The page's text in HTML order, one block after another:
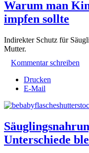
Warum man
impfen sollte
Indirekter Schutz für
Mutter.
Kommentar schreiben
Drucken
E-Mail
Unterschiede